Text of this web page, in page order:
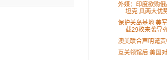
外媒：印度欲购
坦克 具两大优
保护关岛基地 美
截29枚来袭导
澳美联合声明谴
互关领馆后 美国